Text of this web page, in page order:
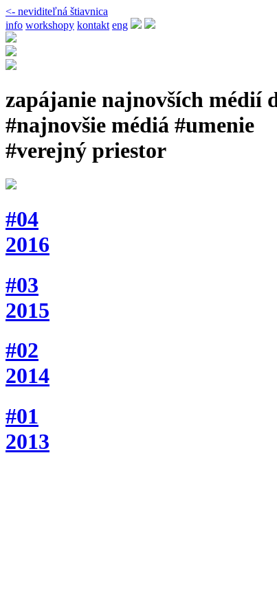
<- neviditeľná štiavnica
info workshopy kontakt eng
zapájanie najnovších médií
#najnovšie médiá #umenie
#verejný priestor
#04
2016
#03
2015
#02
2014
#01
2013